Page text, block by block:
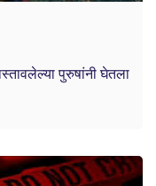
पुरुषांनी घेतला